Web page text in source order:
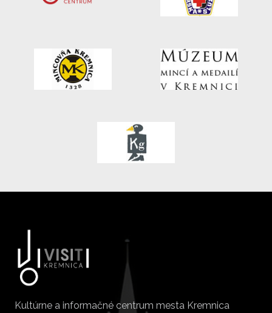
Kultúrne a informačné centrum mesta Kremnica